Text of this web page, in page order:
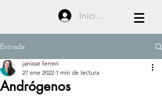
Iniciar sesión
Entrada
Andrógenos
janisse ferreri
27 ene 2022 1 min de lectura